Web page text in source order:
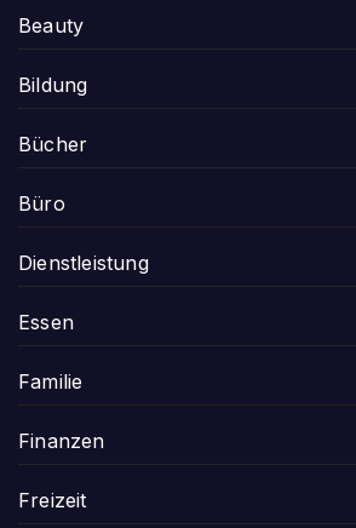
Beauty
Bildung
Bücher
Büro
Dienstleistung
Essen
Familie
Finanzen
Freizeit